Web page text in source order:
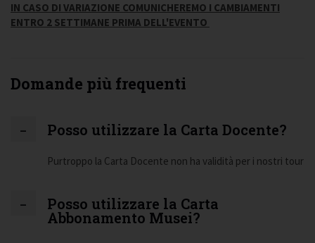
IN CASO DI VARIAZIONE COMUNICHEREMO I CAMBIAMENTI
ENTRO 2 SETTIMANE PRIMA DELL'EVENTO
Domande più frequenti
Posso utilizzare la Carta Docente?
Purtroppo la Carta Docente non ha validità per i nostri tour
Posso utilizzare la Carta
Abbonamento Musei?